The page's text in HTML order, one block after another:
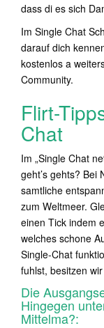
dass di es sich
Im Single Chat
darauf dich
kostenlos a
Community.
Flirt-
Chat
Im „Single Chat
geht’s gehts? Bei
samtliche
zum Weltmeer.
einen Tick indem
welches schone
Single-Chat
fuhlst, besitzen
Die
Hingegen
Mittelma?: